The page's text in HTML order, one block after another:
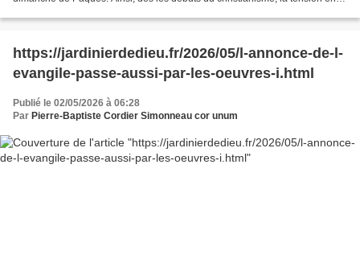
https://jardinierdedieu.fr/2026/05/l-annonce-de-l-
evangile-passe-aussi-par-les-oeuvres-i.html
Publié le 02/05/2026 à 06:28
Par Pierre-Baptiste Cordier Simonneau cor unum